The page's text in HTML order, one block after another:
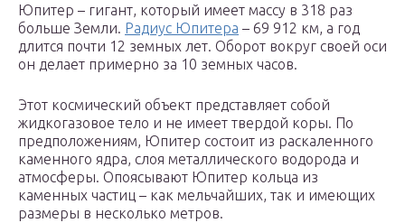
Юпитер – гигант, который имеет массу в 318 раз
больше Земли. Радиус Юпитера – 69 912 км, а год
длится почти 12 земных лет. Оборот вокруг своей оси
он делает примерно за 10 земных часов.
Этот космический объект представляет собой
жидкогазовое тело и не имеет твердой коры. По
предположениям, Юпитер состоит из раскаленного
каменного ядра, слоя металлического водорода и
атмосферы. Опоясывают Юпитер кольца из
каменных частиц – как мельчайших, так и имеющих
размеры в несколько метров.